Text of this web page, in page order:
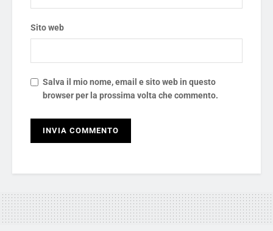
Sito web
Salva il mio nome, email e sito web in questo
browser per la prossima volta che commento.